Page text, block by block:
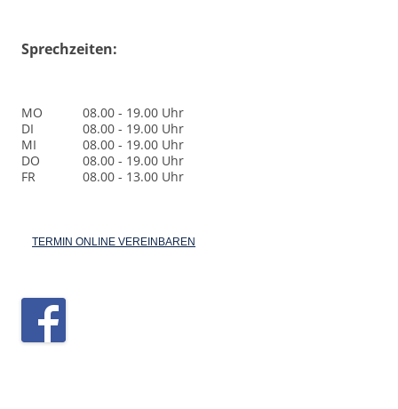
Sprechzeiten:
MO
08.00 - 19.00 Uhr
DI
08.00 - 19.00 Uhr
MI
08.00 - 19.00 Uhr
DO
08.00 - 19.00 Uhr
FR
08.00 - 13.00 Uhr
TERMIN ONLINE VEREINBAREN